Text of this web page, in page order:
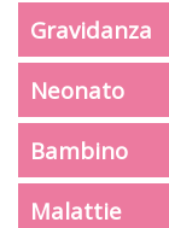
Gravidanza
Neonato
Bambino
Malattie